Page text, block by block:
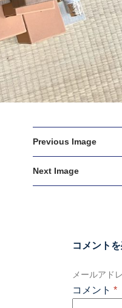
Previous Image
Next Image
コメント
メールアド
コメント *